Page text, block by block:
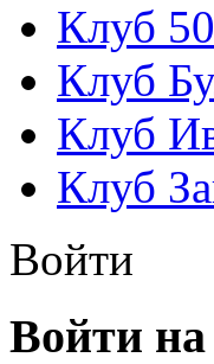
Клуб 50
Клуб
Клуб
Клуб
Войти
Войти на